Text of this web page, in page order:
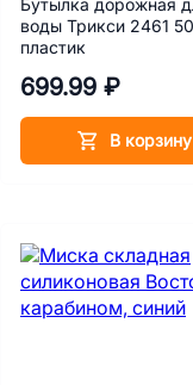
Бутылка дорожная
воды Трикси 2461
пластик
699.99 ₽
В корзину